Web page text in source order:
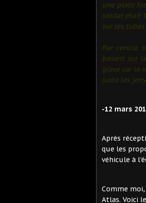
une plate
soldat était
sur les
Par contre,
basant sur
grave car le
juste les
-12 mars
Après
que les
véhicule à
Comme
Atlas. Voici